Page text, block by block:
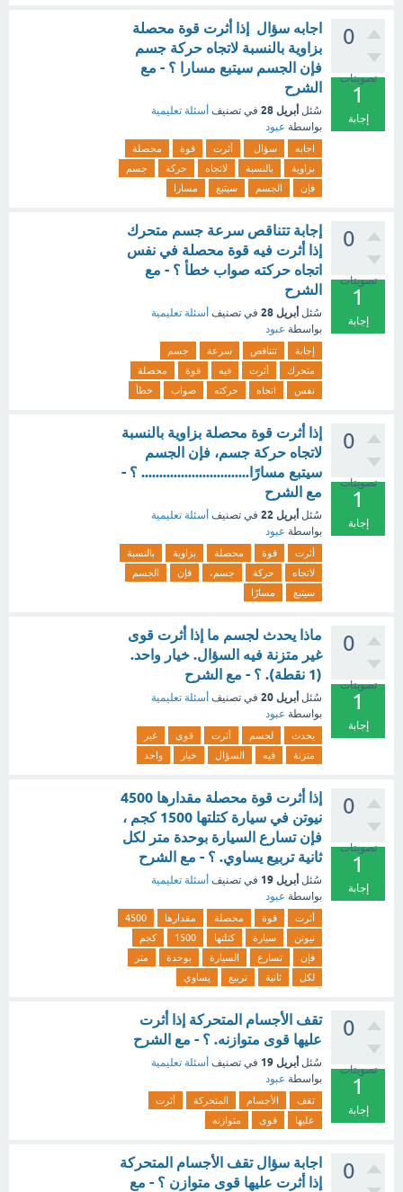
0
تصويتات
1
إجابة
اجابه سؤال إذا أثرت قوة محصلة
بزاوية بالنسبة لاتجاه حركة جسم
فإن الجسم سيتبع مسارا ؟ - مع
الشرح
سُئل أبريل 28 في تصنيف أسئلة تعليمية
بواسطة عبود
اجابه سؤال أثرت قوة
محصلة
بزاوية
بالنسبة لاتجاه حركة
جسم
فإن
الجسم سيتبع مسارا
0
تصويتات
1
إجابة
إجابة تتناقص سرعة جسم متحرك
إذا أثرت فيه قوة محصلة في نفس
اتجاه حركته صواب خطأ ؟ - مع
الشرح
سُئل أبريل 28 في تصنيف أسئلة تعليمية
بواسطة عبود
إجابة تتناقص سرعة
جسم
متحرك
أثرت فيه قوة
محصلة
نفس
اتجاه حركته صواب خطأ
0
تصويتات
1
إجابة
إذا أثرت قوة محصلة بزاوية بالنسبة
لاتجاه حركة جسم، فإن الجسم
سيتبع مسارًا.............................. ؟ -
مع الشرح
سُئل أبريل 22 في تصنيف أسئلة تعليمية
بواسطة عبود
أثرت قوة محصلة بزاوية
بالنسبة
لاتجاه
حركة جسم، فإن
الجسم
سيتبع
مسارًا
0
تصويتات
1
إجابة
ماذا يحدث لجسم ما إذا أثرت قوى
غير متزنة فيه السؤال. خيار واحد.
(1 نقطة). ؟ - مع الشرح
سُئل أبريل 20 في تصنيف أسئلة تعليمية
بواسطة عبود
يحدث لجسم أثرت قوى
غير
متزنة
فيه السؤال خيار واحد
0
تصويتات
1
إجابة
إذا أثرت قوة محصلة مقدارها 4500
نيوتن في سيارة كتلتها 1500 كجم ،
فإن تسارع السيارة بوحدة متر لكل
ثانية تربيع يساوي. ؟ - مع الشرح
سُئل أبريل 19 في تصنيف أسئلة تعليمية
بواسطة عبود
أثرت قوة محصلة مقدارها
4500
نيوتن
سيارة كتلتها 1500
كجم
فإن
تسارع السيارة بوحدة
متر
لكل
ثانية تربيع يساوي
0
تصويتات
1
إجابة
تقف الأجسام المتحركة إذا أثرت
عليها قوى متوازنه. ؟ - مع الشرح
سُئل أبريل 19 في تصنيف أسئلة تعليمية
بواسطة عبود
تقف الأجسام المتحركة
أثرت
عليها
قوى متوازنه
0
اجابة سؤال تقف الأجسام المتحركة
إذا أثرت عليها قوى متوازن ؟ - مع